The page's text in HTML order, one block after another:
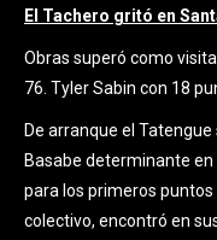
El Tachero gritó en
Obras superó como
76. Tyler Sabin con 18
De arranque el
Basabe determinante
para los primeros puntos
colectivo, encontró en